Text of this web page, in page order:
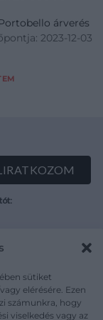
sütiket
elérésére. Ezen
számunkra, hogy
viselkedés vagy az
árverés
2023-12-03